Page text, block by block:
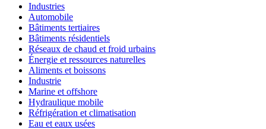
Industries
Automobile
Bâtiments tertiaires
Bâtiments résidentiels
Réseaux de chaud et froid urbains
Énergie et ressources naturelles
Aliments et boissons
Industrie
Marine et offshore
Hydraulique mobile
Réfrigération et climatisation
Eau et eaux usées